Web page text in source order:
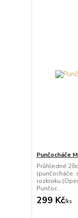
Punčocháče
Průhledné
(punčocháče,
rozkroku
Punčoc...
299 Kč/ks